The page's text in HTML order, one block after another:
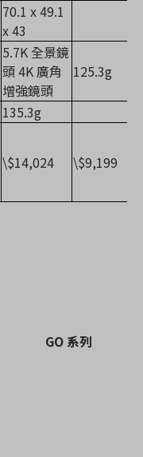
70.1 x 49.1
x 43
5.7K 全景鏡
頭 4K 廣角
增強鏡頭
125.3g
135.3g
\$14,024 \$9,199
GO 系列